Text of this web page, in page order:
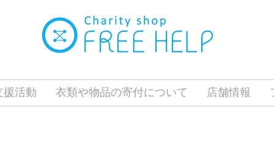
援活動 衣類や物品の寄付について 店舗情報